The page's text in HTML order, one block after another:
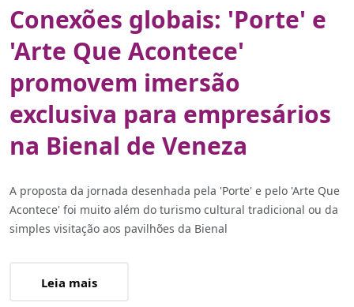
Conexões globais: 'Porte' e
'Arte Que Acontece'
promovem imersão
exclusiva para empresários
na Bienal de Veneza
A proposta da jornada desenhada pela 'Porte' e pelo 'Arte Que
Acontece' foi muito além do turismo cultural tradicional ou da
simples visitação aos pavilhões da Bienal
Leia mais